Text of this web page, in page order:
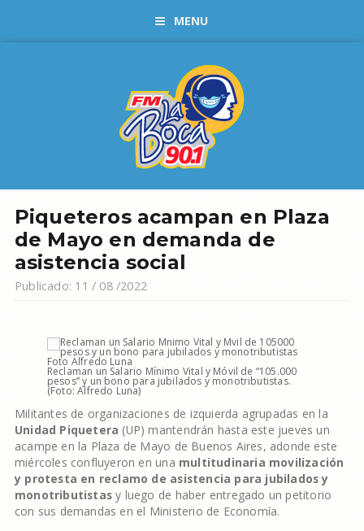
MENU
Piqueteros acampan en Plaza
de Mayo en demanda de
asistencia social
Publicado: 11 / 08 /2022
Reclaman un Salario Mínimo Vital y Móvil de “105.000
pesos” y un bono para jubilados y monotributistas.
(Foto: Alfredo Luna)
Militantes de organizaciones de izquierda agrupadas en la
Unidad Piquetera (UP) mantendrán hasta este jueves un
acampe en la Plaza de Mayo de Buenos Aires, adonde este
miércoles confluyeron en una multitudinaria movilización
y protesta en reclamo de asistencia para jubilados y
monotributistas y luego de haber entregado un petitorio
con sus demandas en el Ministerio de Economía.